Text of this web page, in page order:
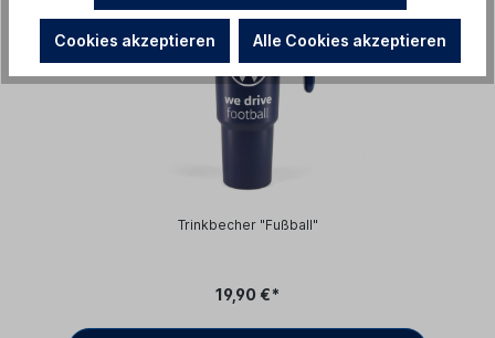
Trinkbecher "Fußball"
19,90 €*
Cookies akzeptieren Alle Cookies akzeptieren